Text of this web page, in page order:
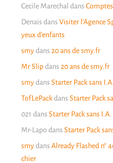
Cecile Marechal dans
Denais dans Visiter l’Agence
yeux d’enfants
smydans 20 ans de smy.fr
Mr Slipdans 20 ans de smy.fr
smydans Starter Pack sans I.A.
TofLePackdans Starter Pack
021 dans Starter Pack sans I.A.
Mr-Lapo dans Starter Pack
smydans Already Flashed n°
chier